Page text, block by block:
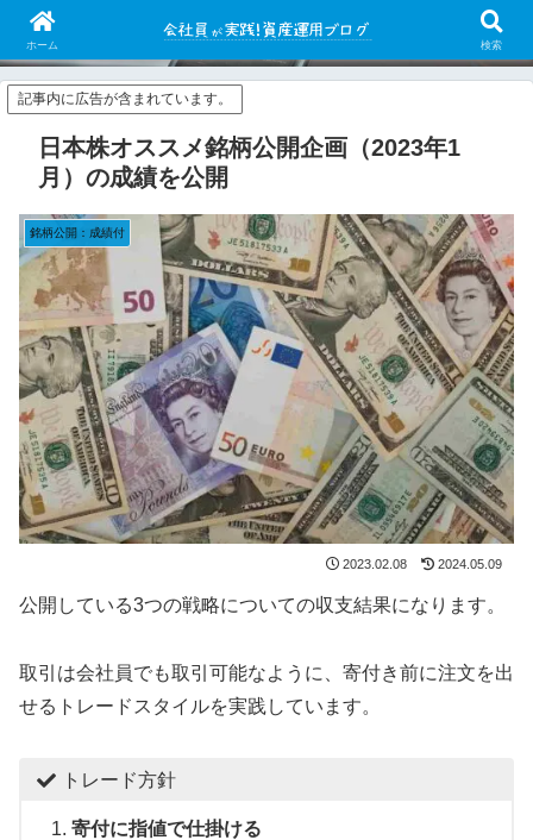
会社員がイザナミを使って日本株システムトレードを行っています。シストレ
の有用性/可能性を皆に知って欲しい。
記事内に広告が含まれています。
日本株オススメ銘柄公開企画（2023年1
月）の成績を公開
銘柄公開：成績付
2023.02.08 2024.05.09
公開している3つの戦略についての収支結果になります。
取引は会社員でも取引可能なように、寄付き前に注文を出
せるトレードスタイルを実践しています。
トレード方針
寄付に指値で仕掛ける
ホーム 検索